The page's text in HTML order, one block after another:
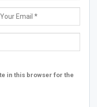
in this browser for the